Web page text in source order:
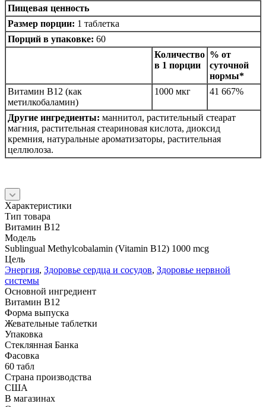
Пищевая ценность
Размер порции: 1 таблетка
Порций в упаковке: 60
Количество
в 1 порции
% от
суточной
нормы*
Витамин В12 (как
метилкобаламин)
1000 мкг 41 667%
Другие ингредиенты: маннитол, растительный стеарат
магния, растительная стеариновая кислота, диоксид
кремния, натуральные ароматизаторы, растительная
целлюлоза.
Характеристики
Тип товара
Витамин B12
Модель
Sublingual Methylcobalamin (Vitamin B12) 1000 mcg
Цель
Энергия, Здоровье сердца и сосудов, Здоровье нервной
системы
Основной ингредиент
Витамин B12
Форма выпуска
Жевательные таблетки
Упаковка
Стеклянная Банка
Фасовка
60 табл
Страна производства
США
В магазинах